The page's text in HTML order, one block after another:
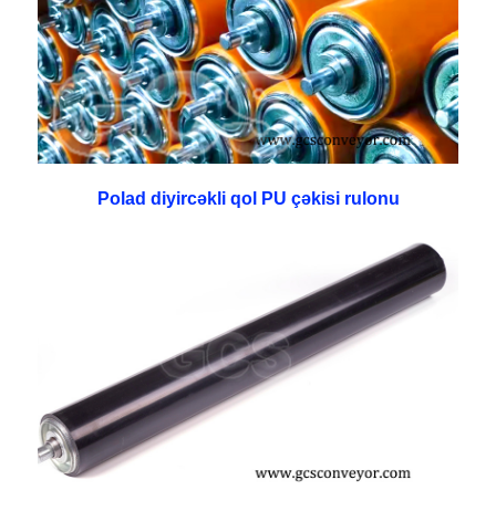
Polad diyircəkli qol PU çəkisi rulonu